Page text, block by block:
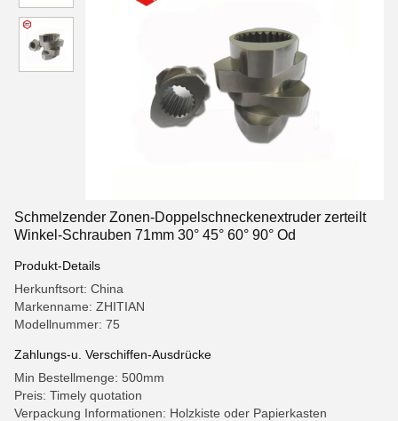
Schmelzender Zonen-Doppelschneckenextruder zerteilt
Winkel-Schrauben 71mm 30° 45° 60° 90° Od
Produkt-Details
Herkunftsort: China
Markenname: ZHITIAN
Modellnummer: 75
Zahlungs-u. Verschiffen-Ausdrücke
Min Bestellmenge: 500mm
Preis: Timely quotation
Verpackung Informationen: Holzkiste oder Papierkasten